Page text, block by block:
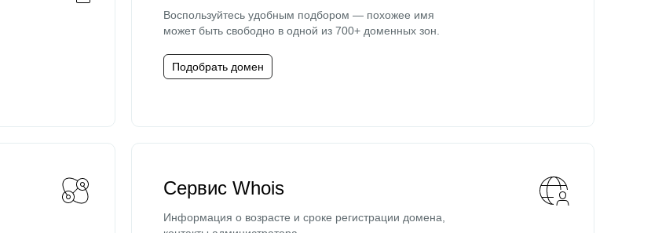
Воспользуйтесь удобным подбором — похожее имя
может быть свободно в одной из 700+ доменных зон.
Подобрать домен
Сервис Whois
Информация о возрасте и сроке регистрации домена,